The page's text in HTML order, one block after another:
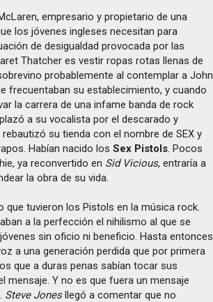
empresario y propietario de una
los jóvenes ingleses necesitan para
de desigualdad provocada por las
Thatcher es vestir ropas rotas llenas de
probablemente al contemplar a John
frecuentaban su establecimiento, y cuando
la carrera de una infame banda de rock
a su vocalista por el descarado y
rebautizó su tienda con el nombre de SEX y
Habían nacido losSex Pistols. Pocos
ya reconvertido en Sid Vicious, entraría a
la obra de su vida.
que tuvieron los Pistols en la música rock.
a la perfección el nihilismo al que se
sin oficio ni beneficio. Hasta entonces
a una generación perdida que por primera
que a duras penas sabían tocar sus
mensaje. Y no es que fuera un mensaje
Steve Jonesllegó a comentar que no